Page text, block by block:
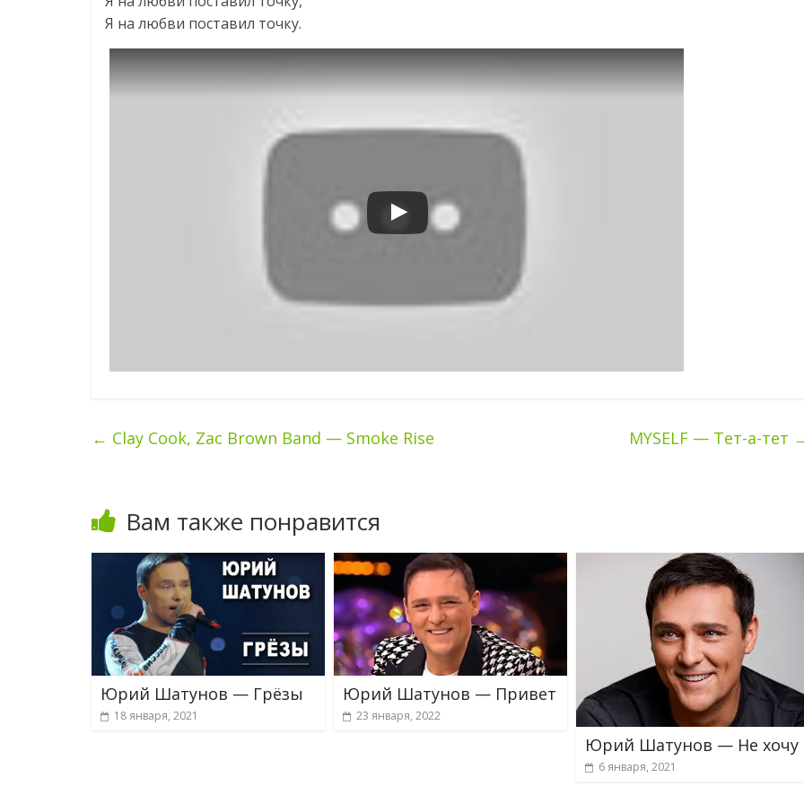
Я на любви поставил точку.
← Clay Cook, Zac Brown Band — Smoke Rise MYSELF — Тет-а-тет
Вам также понравится
Юрий Шатунов — Грёзы
18 января, 2021
Юрий Шатунов — Привет
23 января, 2022
Юрий Шатунов — Не хочу
6 января, 2021